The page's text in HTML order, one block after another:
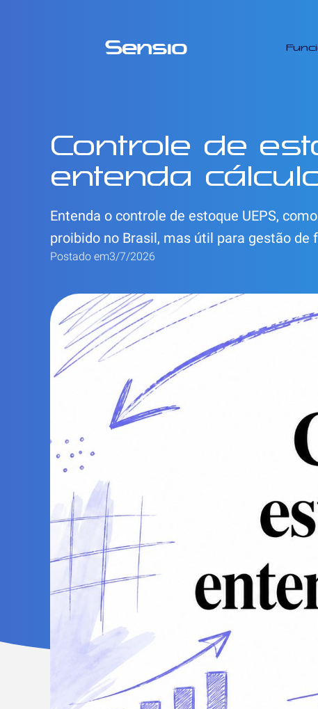
Controle de
entenda
Entenda o controle de estoque UEPS,
proibido no Brasil, mas útil para gestão de
Postado em3/7/2026